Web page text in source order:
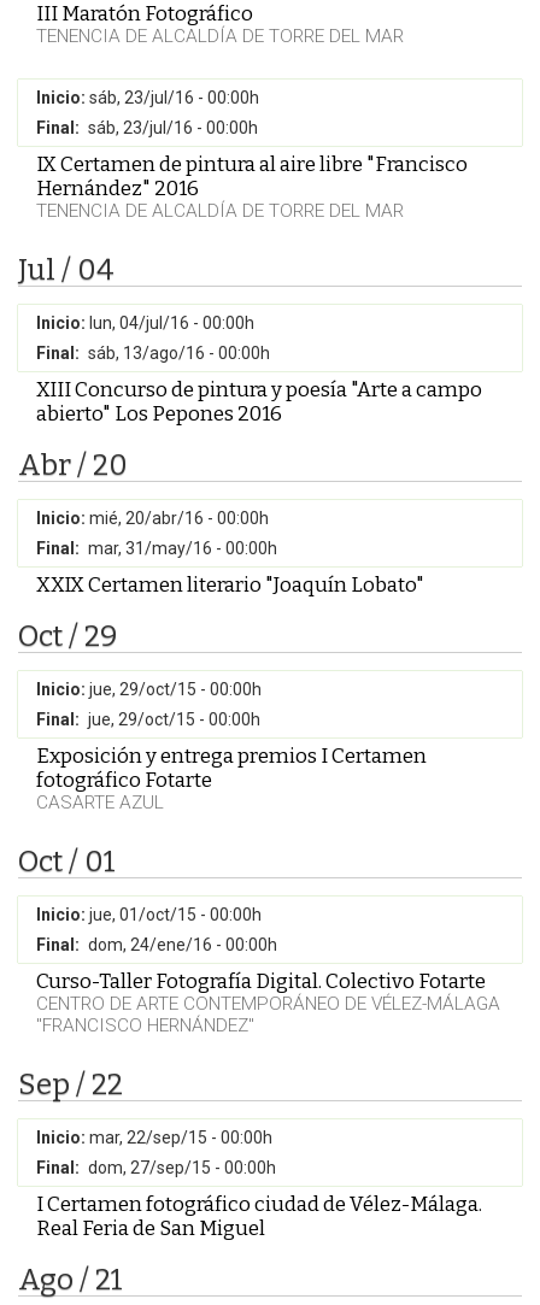
III Maratón Fotográfico
TENENCIA DE ALCALDÍA DE TORRE DEL MAR
Inicio: sáb, 23/jul/16 - 00:00h
Final: sáb, 23/jul/16 - 00:00h
IX Certamen de pintura al aire libre "Francisco
Hernández" 2016
TENENCIA DE ALCALDÍA DE TORRE DEL MAR
Jul / 04
Inicio: lun, 04/jul/16 - 00:00h
Final: sáb, 13/ago/16 - 00:00h
XIII Concurso de pintura y poesía "Arte a campo
abierto" Los Pepones 2016
Abr / 20
Inicio: mié, 20/abr/16 - 00:00h
Final: mar, 31/may/16 - 00:00h
XXIX Certamen literario "Joaquín Lobato"
Oct / 29
Inicio: jue, 29/oct/15 - 00:00h
Final: jue, 29/oct/15 - 00:00h
Exposición y entrega premios I Certamen
fotográfico Fotarte
CASARTE AZUL
Oct / 01
Inicio: jue, 01/oct/15 - 00:00h
Final: dom, 24/ene/16 - 00:00h
Curso-Taller Fotografía Digital. Colectivo Fotarte
CENTRO DE ARTE CONTEMPORÁNEO DE VÉLEZ-MÁLAGA
"FRANCISCO HERNÁNDEZ"
Sep / 22
Inicio: mar, 22/sep/15 - 00:00h
Final: dom, 27/sep/15 - 00:00h
I Certamen fotográfico ciudad de Vélez-Málaga.
Real Feria de San Miguel
Ago / 21